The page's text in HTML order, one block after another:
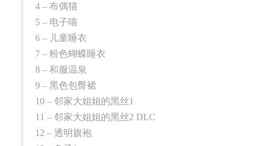
4 – 布偶猫
5 – 电子喵
6 – 儿童睡衣
7 – 粉色蝴蝶睡衣
8 – 和服温泉
9 – 黑色包臀裙
10 – 邻家大姐姐的黑丝1
11 – 邻家大姐姐的黑丝2 DLC
12 – 透明旗袍